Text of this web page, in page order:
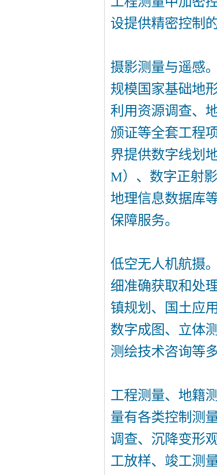
设提供精密控制
摄影测量与遥感
规模国家基础地
利用资源调查、
颁证等全套工程
界提供数字线划
M）、数字正射
地理信息数据库
保障服务。
低空无人机航摄
细准确获取和处
镇规划、国土应
数字成图、立体
测绘技术咨询等
工程测量、地籍
量有各类控制测
调查、沉降变形
工放样、竣工测